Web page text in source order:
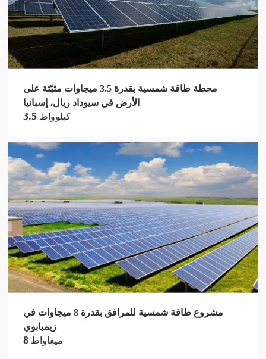
محطة طاقة شمسية بقدرة 3.5 ميجاوات مثبّتة على
الأرض في سيوداد ريال، إسبانيا
3.5 كيلوواط
مشروع طاقة شمسية للمرافق بقدرة 8 ميجاوات في
زيمبابوي
8 ميغاواط